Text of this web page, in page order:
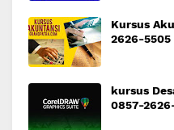
Kursus
2626-
kursus
0857-